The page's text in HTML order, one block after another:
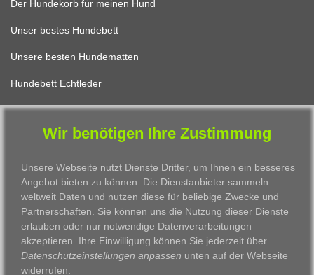
Der Hundekorb für meinen Hund
Unser bestes Hundebett
Unsere besten Hundematten
Hundebett Echtleder
FÜR KATZEN
Katzenbett Design
Das beste Katzenkissen
Unser schönster Katzenkorb
Das allerbeste Katzenbett
Wir benötigen Ihre Zustimmung
Unsere Webseite nutzt Dienste Dritter, um Ihnen ein besseres
Angebot bieten zu können. Die Dienstanbieter sammeln
weltweit Daten und nutzen diese für beliebige Zwecke und
Partnerschaften. Sie können uns die Nutzung dieser Dienste
erlauben oder nur notwendige Datenverarbeitungen
akzeptieren. Ihre Einwilligung können Sie jederzeit über
Datenschutzeinstellungen anpassen unten auf der Webseite
widerrufen.